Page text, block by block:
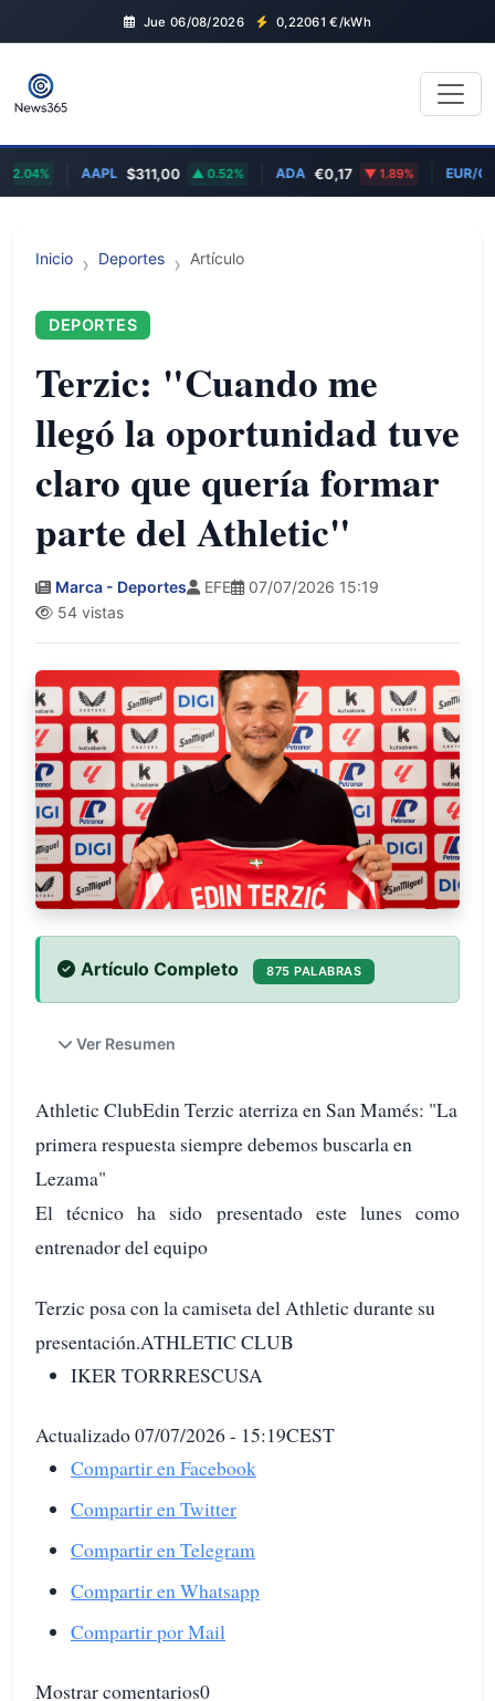
Jue 06/08/2026 0,22061 €/kWh
AAPL $311,00 0.52% ADA €0,17 1.89% EUR/GBP
Inicio Deportes Artículo
DEPORTES
Terzic: "Cuando me
llegó la oportunidad tuve
claro que quería formar
parte del Athletic"
Marca - Deportes EFE
07/07/2026 15:19
54 vistas
Artículo Completo 875 PALABRAS
Ver Resumen
Athletic ClubEdin Terzic aterriza en San Mamés: "La
primera respuesta siempre debemos buscarla en
Lezama"
El técnico ha sido presentado este lunes como
entrenador del equipo
Terzic posa con la camiseta del Athletic durante su
presentación.ATHLETIC CLUB
IKER TORRRESCUSA
Actualizado 07/07/2026 - 15:19CEST
Compartir en Facebook
Compartir en Twitter
Compartir en Telegram
Compartir en Whatsapp
Compartir por Mail
Mostrar comentarios0